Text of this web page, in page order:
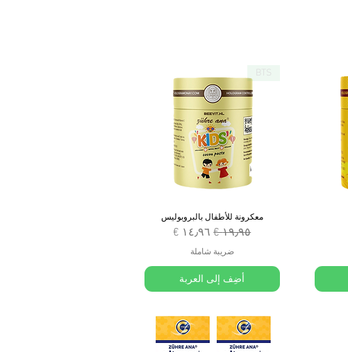
BTS
معكرونة للأطفال بالبروبوليس
سعر عادي‏١٩٫٩٥ € سعر البيع
ضريبة شاملة
أضِف إلى العربة